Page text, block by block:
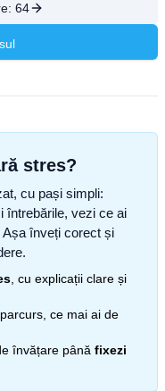
64
stres?
cu pași simpli:
întrebările, vezi ce ai
înveți corect și
, cu explicații clare și
ce mai ai de
învățare până fixezi